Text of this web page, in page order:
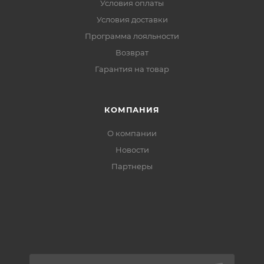
Условия оплаты
Условия доставки
Программа лояльности
Возврат
Гарантия на товар
КОМПАНИЯ
О компании
Новости
Партнеры